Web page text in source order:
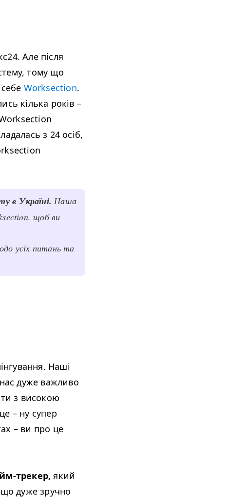
Але після
тому що
Worksection.
кілька років –
з 24 осіб,
в Україні. Наша
щоб ви
усіх питань та
Наші
дуже важливо
з високою
– ну супер
– ви про це
трекер, який
що дуже зручно